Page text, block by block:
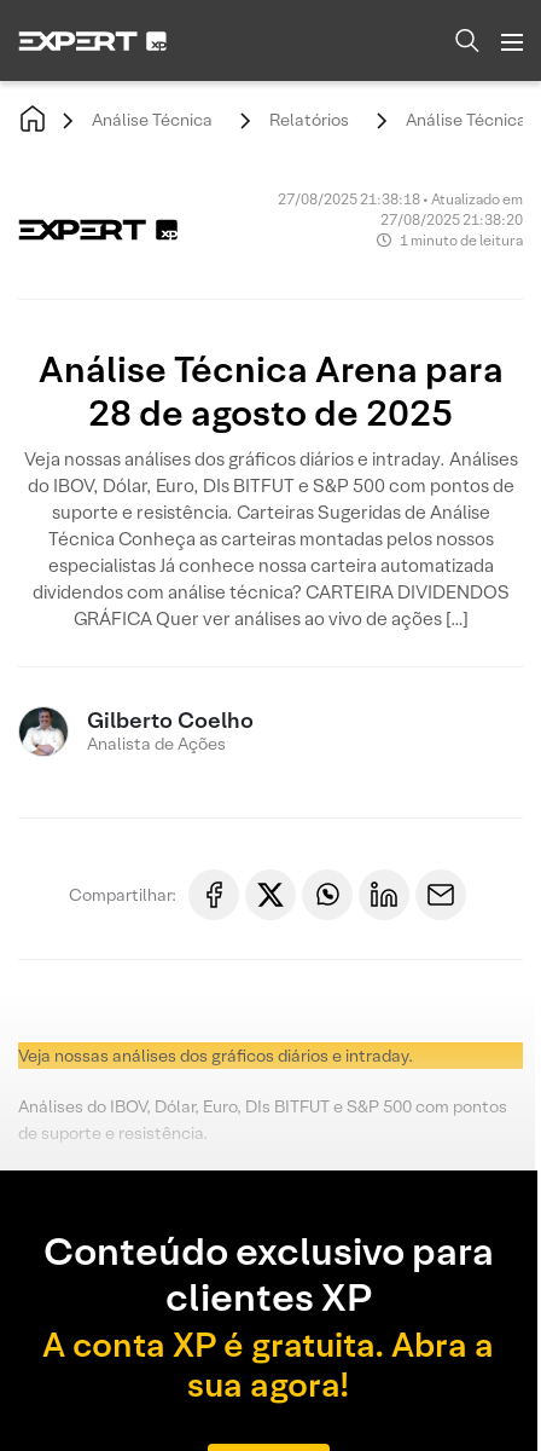
Análise Técnica Relatórios Análise Técnica
27/08/2025 21:38:18 • Atualizado em
27/08/2025 21:38:20
1 minuto de leitura
Análise Técnica Arena para
28 de agosto de 2025
Veja nossas análises dos gráficos diários e intraday. Análises
do IBOV, Dólar, Euro, DIs BITFUT e S&P 500 com pontos de
suporte e resistência. Carteiras Sugeridas de Análise
Técnica Conheça as carteiras montadas pelos nossos
especialistas Já conhece nossa carteira automatizada
dividendos com análise técnica? CARTEIRA DIVIDENDOS
GRÁFICA Quer ver análises ao vivo de ações […]
Gilberto Coelho
Analista de Ações
Compartilhar:
Veja nossas análises dos gráficos diários e intraday.
Análises do IBOV, Dólar, Euro, DIs BITFUT e S&P 500 com pontos
de suporte e resistência.
Conteúdo exclusivo para
clientes XP
A conta XP é gratuita. Abra a
sua agora!